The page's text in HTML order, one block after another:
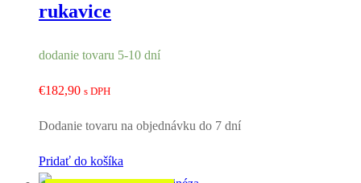
rukavice
dodanie tovaru 5-10 dní
€182,90 s DPH
Dodanie tovaru na objednávku do 7 dní
Pridať do košíka